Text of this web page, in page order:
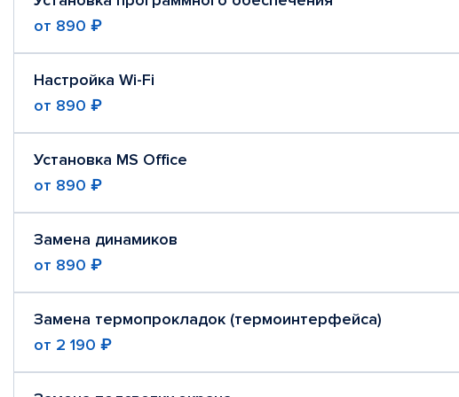
от 890 ₽
Настройка Wi-Fi
от 890 ₽
Установка MS Office
от 890 ₽
Замена динамиков
от 890 ₽
Замена термопрокладок (термоинтерфейса)
от 2 190 ₽